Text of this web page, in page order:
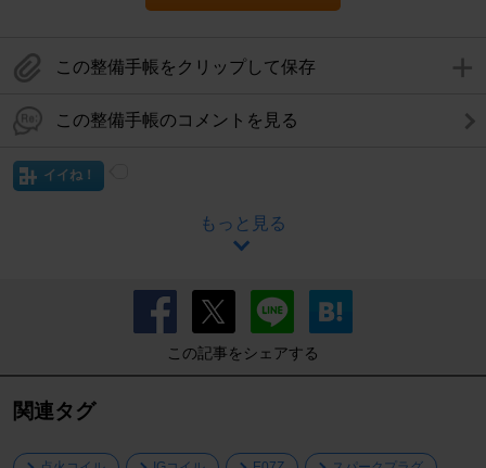
この整備手帳をクリップして保存
この整備手帳のコメントを見る
イイね！
もっと見る
この記事をシェアする
関連タグ